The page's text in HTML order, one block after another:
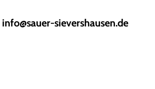
info@sauer-sievershausen.de